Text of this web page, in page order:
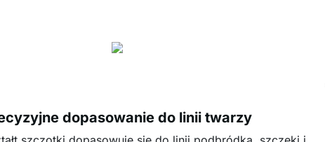
dopasowanie do linii twarzy